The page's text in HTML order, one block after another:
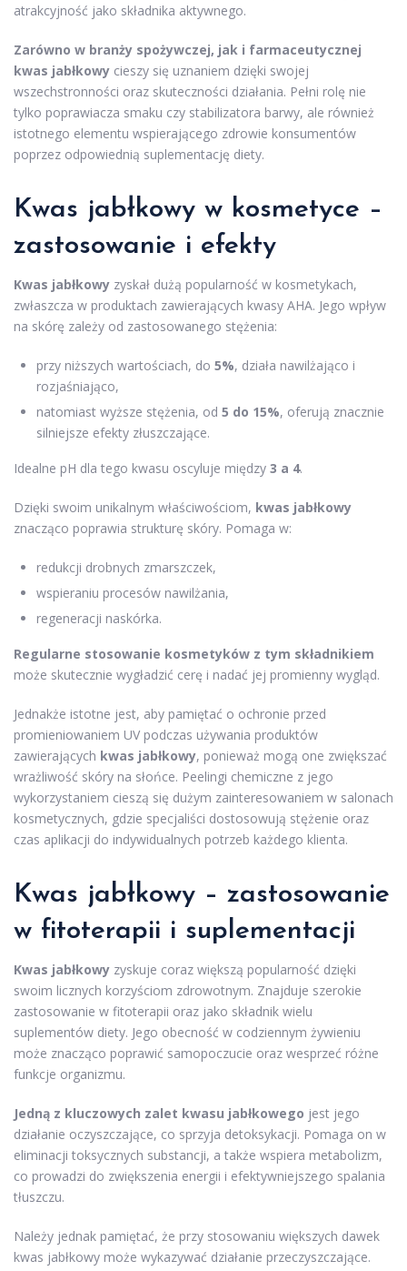
atrakcyjność jako składnika aktywnego.
Zarówno w branży spożywczej, jak i farmaceutycznej
kwas jabłkowy cieszy się uznaniem dzięki swojej
wszechstronności oraz skuteczności działania. Pełni rolę nie
tylko poprawiacza smaku czy stabilizatora barwy, ale również
istotnego elementu wspierającego zdrowie konsumentów
poprzez odpowiednią suplementację diety.
Kwas jabłkowy w kosmetyce –
zastosowanie i efekty
Kwas jabłkowy zyskał dużą popularność w kosmetykach,
zwłaszcza w produktach zawierających kwasy AHA. Jego wpływ
na skórę zależy od zastosowanego stężenia:
przy niższych wartościach, do 5%, działa nawilżająco i
rozjaśniająco,
natomiast wyższe stężenia, od 5 do 15%, oferują znacznie
silniejsze efekty złuszczające.
Idealne pH dla tego kwasu oscyluje między 3 a 4.
Dzięki swoim unikalnym właściwościom, kwas jabłkowy
znacząco poprawia strukturę skóry. Pomaga w:
redukcji drobnych zmarszczek,
wspieraniu procesów nawilżania,
regeneracji naskórka.
Regularne stosowanie kosmetyków z tym składnikiem
może skutecznie wygładzić cerę i nadać jej promienny wygląd.
Jednakże istotne jest, aby pamiętać o ochronie przed
promieniowaniem UV podczas używania produktów
zawierających kwas jabłkowy, ponieważ mogą one zwiększać
wrażliwość skóry na słońce. Peelingi chemiczne z jego
wykorzystaniem cieszą się dużym zainteresowaniem w salonach
kosmetycznych, gdzie specjaliści dostosowują stężenie oraz
czas aplikacji do indywidualnych potrzeb każdego klienta.
Kwas jabłkowy – zastosowanie
w fitoterapii i suplementacji
Kwas jabłkowy zyskuje coraz większą popularność dzięki
swoim licznych korzyściom zdrowotnym. Znajduje szerokie
zastosowanie w fitoterapii oraz jako składnik wielu
suplementów diety. Jego obecność w codziennym żywieniu
może znacząco poprawić samopoczucie oraz wesprzeć różne
funkcje organizmu.
Jedną z kluczowych zalet kwasu jabłkowego jest jego
działanie oczyszczające, co sprzyja detoksykacji. Pomaga on w
eliminacji toksycznych substancji, a także wspiera metabolizm,
co prowadzi do zwiększenia energii i efektywniejszego spalania
tłuszczu.
Należy jednak pamiętać, że przy stosowaniu większych dawek
kwas jabłkowy może wykazywać działanie przeczyszczające.